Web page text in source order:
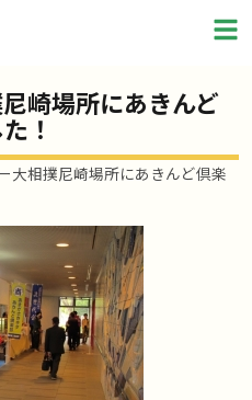
崎場所にあきんど
！
大相撲尼崎場所にあきんど倶楽